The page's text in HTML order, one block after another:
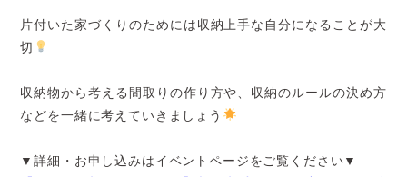
片付いた家づくりのためには収納上手な自分になることが大
切
収納物から考える間取りの作り方や、収納のルールの決め方
などを一緒に考えていきましょう
▼詳細・お申し込みはイベントページをご覧ください▼